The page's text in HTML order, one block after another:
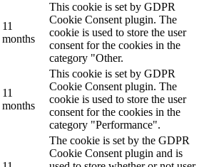
11
months
This cookie is set by GDPR
Cookie Consent plugin. The
cookie is used to store the user
consent for the cookies in the
category "Other.
11
months
This cookie is set by GDPR
Cookie Consent plugin. The
cookie is used to store the user
consent for the cookies in the
category "Performance".
The cookie is set by the GDPR
Cookie Consent plugin and is